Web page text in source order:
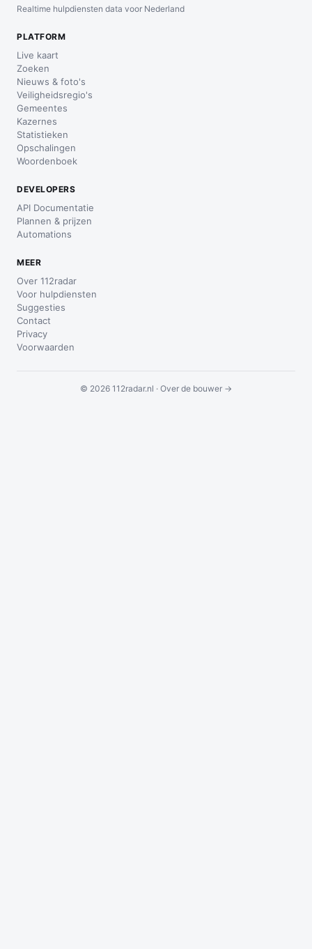
Realtime hulpdiensten data voor Nederland
PLATFORM
Live kaart
Zoeken
Nieuws & foto's
Veiligheidsregio's
Gemeentes
Kazernes
Statistieken
Opschalingen
Woordenboek
DEVELOPERS
API Documentatie
Plannen & prijzen
Automations
MEER
Over 112radar
Voor hulpdiensten
Suggesties
Contact
Privacy
Voorwaarden
© 2026 112radar.nl · Over de bouwer →